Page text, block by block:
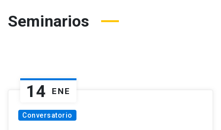
Seminarios
14 ENE
Conversatorio